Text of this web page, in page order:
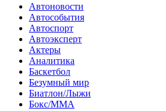
Автоновости
Автособытия
Автоспорт
Автоэксперт
Актеры
Аналитика
Баскетбол
Безумный мир
Биатлон/Лыжи
Бокс/MMA